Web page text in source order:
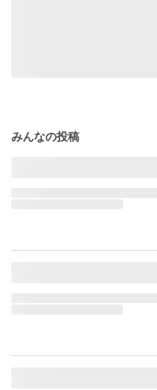
みんなの投稿